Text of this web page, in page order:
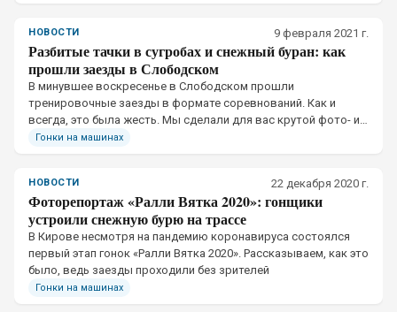
НОВОСТИ 9 февраля 2021 г.
Разбитые тачки в сугробах и снежный буран: как
прошли заезды в Слободском
В минувшее воскресенье в Слободском прошли
тренировочные заезды в формате соревнований. Как и
всегда, это была жесть. Мы сделали для вас крутой фото- и
видеорепортаж
Гонки на машинах
НОВОСТИ 22 декабря 2020 г.
Фоторепортаж «Ралли Вятка 2020»: гонщики
устроили снежную бурю на трассе
В Кирове несмотря на пандемию коронавируса состоялся
первый этап гонок «Ралли Вятка 2020». Рассказываем, как это
было, ведь заезды проходили без зрителей
Гонки на машинах